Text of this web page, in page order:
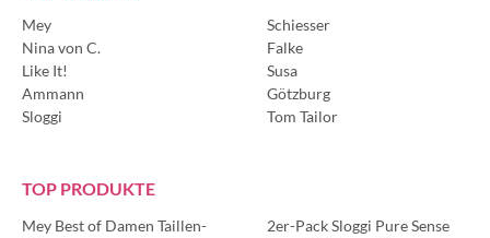
Mey
Nina von C.
Like It!
Ammann
Sloggi
Schiesser
Falke
Susa
Götzburg
Tom Tailor
TOP PRODUKTE
Mey Best of Damen Taillen-
2er-Pack Sloggi Pure Sense